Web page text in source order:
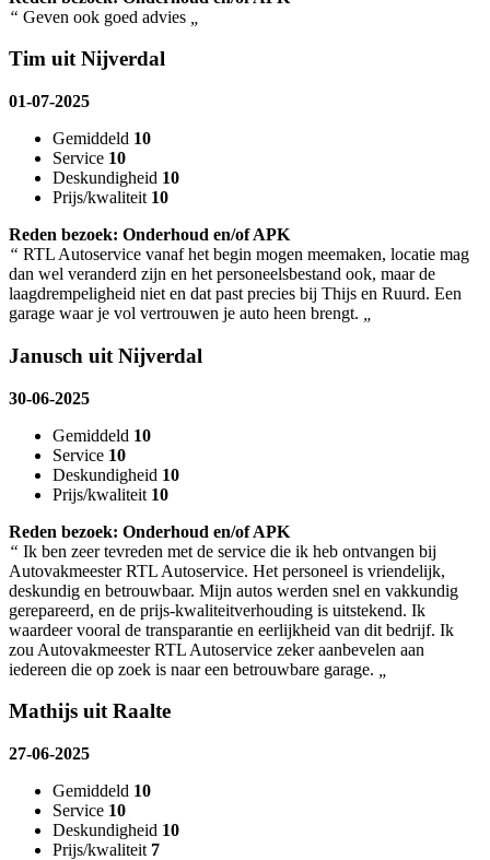
“ Geven ook goed advies
Tim uit Nijverdal
01-07-2025
Gemiddeld 10
Service 10
Deskundigheid 10
Prijs/kwaliteit 10
Reden bezoek: Onderhoud en/of APK
“ RTL Autoservice vanaf het begin mogen meemaken, locatie mag
dan wel veranderd zijn en het personeelsbestand ook, maar de
laagdrempeligheid niet en dat past precies bij Thijs en Ruurd. Een
garage waar je vol vertrouwen je auto heen brengt.
Janusch uit Nijverdal
30-06-2025
Gemiddeld 10
Service 10
Deskundigheid 10
Prijs/kwaliteit 10
Reden bezoek: Onderhoud en/of APK
“ Ik ben zeer tevreden met de service die ik heb ontvangen bij
Autovakmeester RTL Autoservice. Het personeel is vriendelijk,
deskundig en betrouwbaar. Mijn autos werden snel en vakkundig
gerepareerd, en de prijs-kwaliteitverhouding is uitstekend. Ik
waardeer vooral de transparantie en eerlijkheid van dit bedrijf. Ik
zou Autovakmeester RTL Autoservice zeker aanbevelen aan
iedereen die op zoek is naar een betrouwbare garage.
Mathijs uit Raalte
27-06-2025
Gemiddeld 10
Service 10
Deskundigheid 10
Prijs/kwaliteit 7